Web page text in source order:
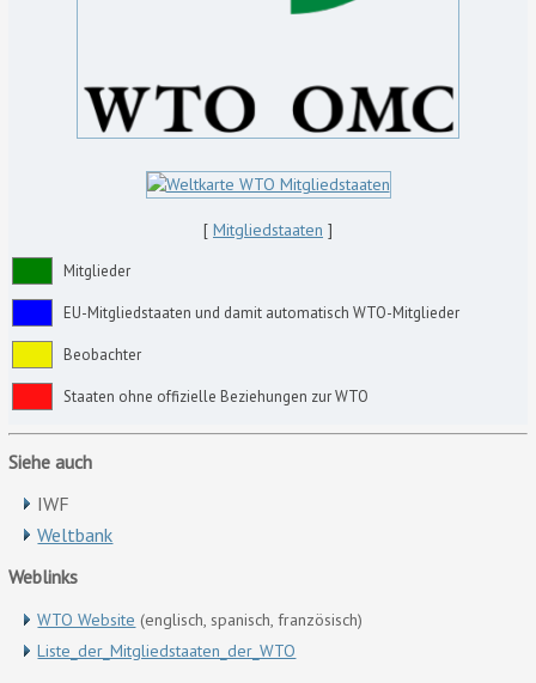
[ Mitgliedstaaten ]
Mitglieder
EU-Mitgliedstaaten und damit automatisch WTO-Mitglieder
Beobachter
Staaten ohne offizielle Beziehungen zur WTO
Siehe auch
IWF
Weltbank
Weblinks
WTO Website (englisch, spanisch, französisch)
Liste_der_Mitgliedstaaten_der_WTO